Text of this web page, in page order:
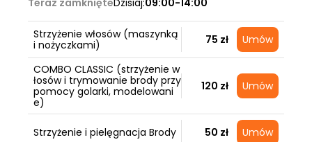
Teraz zamknięteDzisiaj:09:00-14:00
Strzyżenie włosów (maszynką
i nożyczkami)
75 zł Umów
COMBO CLASSIC (strzyżenie w
łosów i trymowanie brody przy
pomocy golarki, modelowani
e)
120 zł Umów
Strzyżenie i pielęgnacja Brody 50 zł Umów